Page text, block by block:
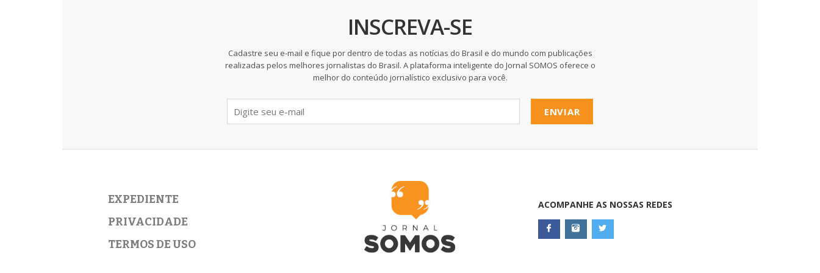
INSCREVA-SE
Cadastre seu e-mail e fique por dentro de todas as notícias do Brasil e do mundo com publicações
realizadas pelos melhores jornalistas do Brasil. A plataforma inteligente do Jornal SOMOS oferece o
melhor do conteúdo jornalístico exclusivo para você.
ENVIAR
EXPEDIENTE
PRIVACIDADE
TERMOS DE USO
ACOMPANHE AS NOSSAS REDES